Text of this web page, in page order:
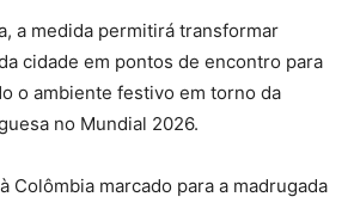
a medida permitirá transformar
cidade em pontos de encontro para
o ambiente festivo em torno da
no Mundial 2026.
Colômbia marcado para a madrugada